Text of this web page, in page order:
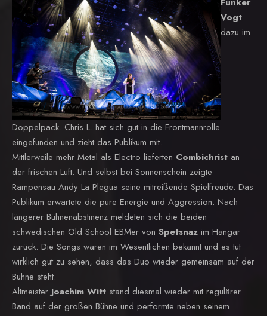
Funker
Vogt
dazu im
Doppelpack. Chris L. hat sich gut in die Frontmannrolle
eingefunden und zieht das Publikum mit.
Mittlerweile mehr Metal als Electro lieferten Combichrist an
der frischen Luft. Und selbst bei Sonnenschein zeigte
Rampensau Andy La Plegua seine mitreißende Spielfreude. Das
Publikum erwartete die pure Energie und Aggression. Nach
längerer Bühnenabstinenz meldeten sich die beiden
schwedischen Old School EBMer von Spetsnaz im Hangar
zurück. Die Songs waren im Wesentlichen bekannt und es tut
wirklich gut zu sehen, dass das Duo wieder gemeinsam auf der
Bühne steht.
Altmeister Joachim Witt stand diesmal wieder mit regulärer
Band auf der großen Bühne und performte neben seinem